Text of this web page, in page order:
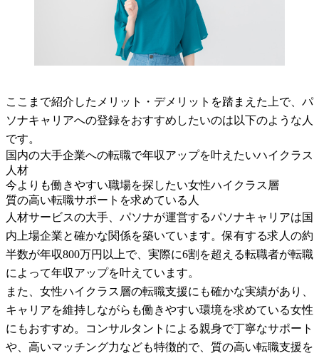
ここまで紹介したメリット・デメリットを踏まえた上で、パ
ソナキャリアへの登録をおすすめしたいのは以下のような人
です。
国内の大手企業への転職で年収アップを叶えたいハイクラス
人材
今よりも働きやすい職場を探したい女性ハイクラス層
質の高い転職サポートを求めている人
人材サービスの大手、パソナが運営するパソナキャリアは国
内上場企業と確かな関係を築いています。保有する求人の約
半数が年収800万円以上で、実際に6割を超える転職者が転職
によって年収アップを叶えています。
また、女性ハイクラス層の転職支援にも確かな実績があり、
キャリアを維持しながらも働きやすい環境を求めている女性
にもおすすめ。コンサルタントによる親身で丁寧なサポート
や、高いマッチング力なども特徴的で、質の高い転職支援を